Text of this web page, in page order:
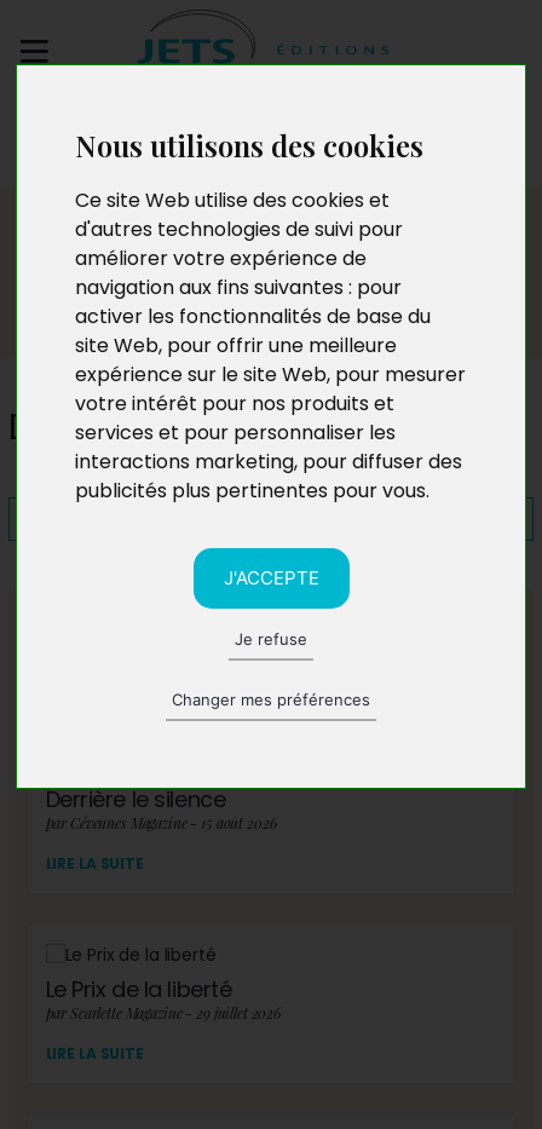
Nous utilisons des cookies
Ce site Web utilise des cookies et
d'autres technologies de suivi pour
améliorer votre expérience de
navigation aux fins suivantes : pour
activer les fonctionnalités de base du
site Web, pour offrir une meilleure
expérience sur le site Web, pour mesurer
votre intérêt pour nos produits et
services et pour personnaliser les
interactions marketing, pour diffuser des
publicités plus pertinentes pour vous.
J'ACCEPTE
Je refuse
Changer mes préférences
manuscrit
Presse
Double chance
A lire également
Derrière le silence
par Cévennes Magazine - 15 août 2026
LIRE LA SUITE
Le Prix de la liberté
par Scarlette Magazine - 29 juillet 2026
LIRE LA SUITE